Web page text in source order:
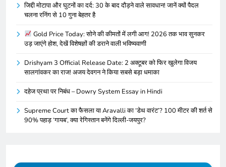
जिद्दी मोटापा और घुटनों का दर्द: 30 के बाद दौड़ने वाले सावधान! जानें क्यों पैदल
चलना रनिंग से 10 गुना बेहतर है
Gold Price Today: सोने की कीमतों में लगी आग! 2026 तक भाव सुनकर
उड़ जाएंगे होश, देखें विशेषज्ञों की डराने वाली भविष्यवाणी
Drishyam 3 Official Release Date: 2 अक्टूबर को फिर खुलेगा विजय
सालगांवकर का राज! अजय देवगन ने किया सबसे बड़ा धमाका
दहेज प्रथा पर निबंध – Dowry System Essay in Hindi
Supreme Court का फैसला या Aravalli का ‘डेथ वारंट’? 100 मीटर की शर्त से
90% पहाड़ ‘गायब’, क्या रेगिस्तान बनेंगे दिल्ली-जयपुर?